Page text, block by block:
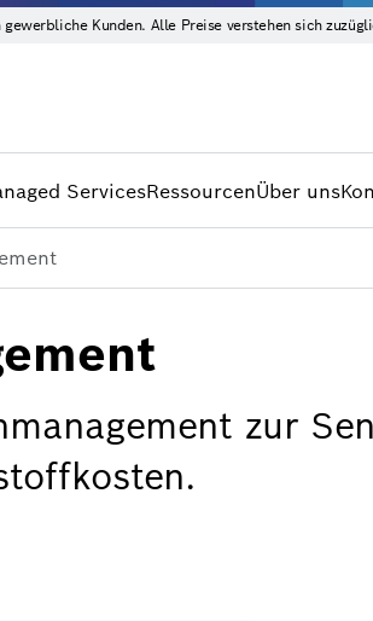
Kunden. Alle Preise verstehen sich
ServicesRessourcenÜber uns
zur